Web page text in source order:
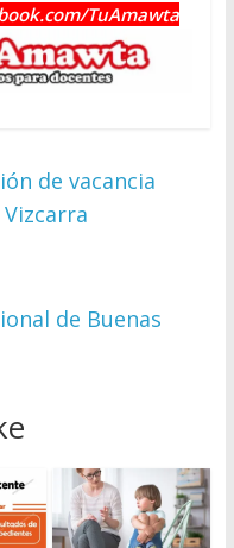
TuAmawta
de vacancia
de Buenas